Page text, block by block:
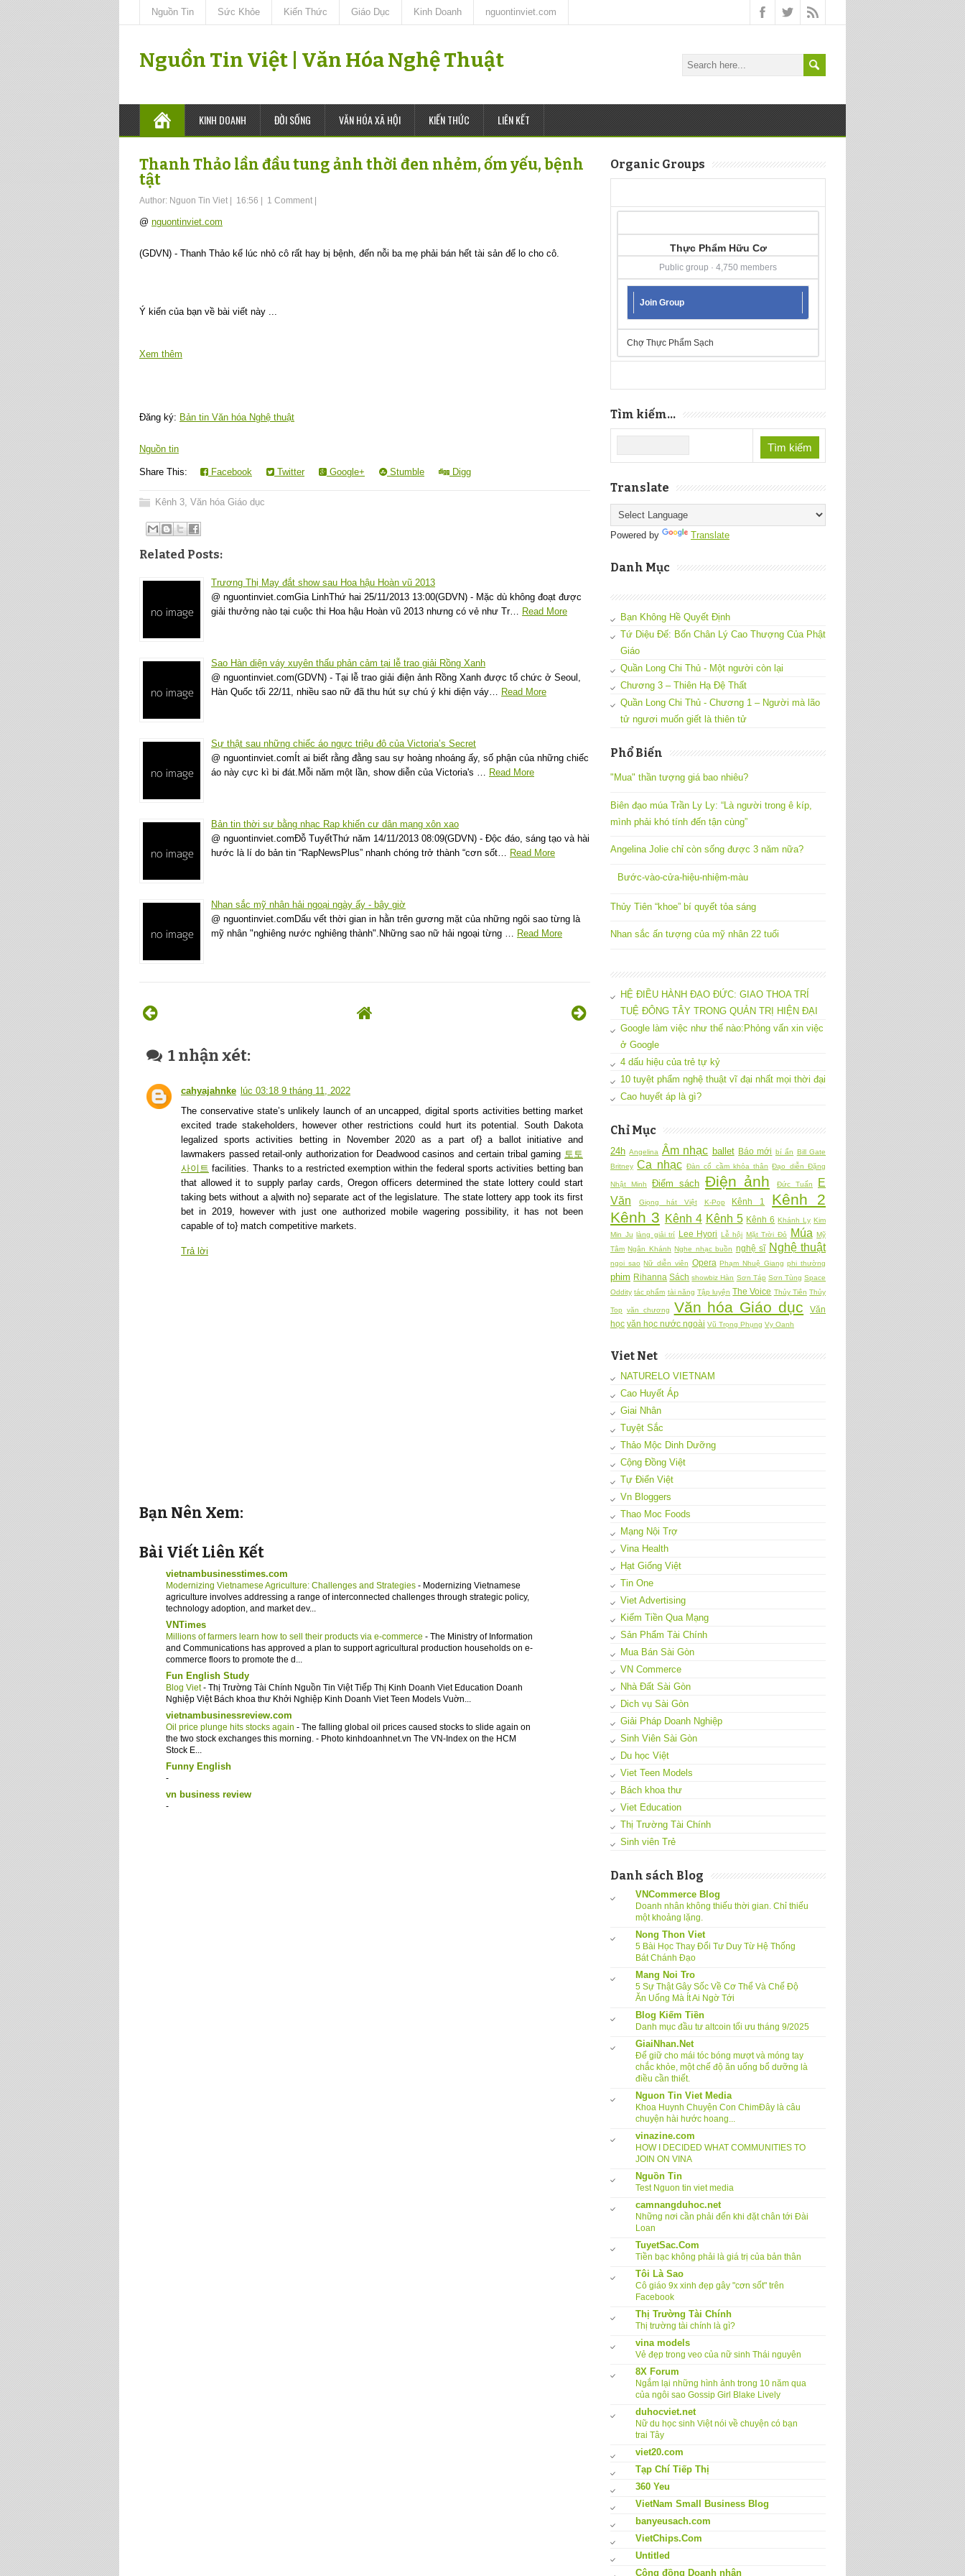
Nguồn Tin Sức Khỏe Kiến Thức Giáo Dục Kinh Doanh nguontinviet.com
Nguồn Tin Việt | Văn Hóa Nghệ Thuật
KINH DOANH ĐỜI SỐNG VĂN HÓA XÃ HỘI KIẾN THỨC LIÊN KẾT
Thanh Thảo lần đầu tung ảnh thời đen nhẻm, ốm yếu, bệnh
tật
Author: Nguon Tin Viet 16:56 1 Comment
@ nguontinviet.com
(GDVN) - Thanh Thảo kể lúc nhỏ cô rất hay bị bệnh, đến nỗi ba mẹ phải bán hết tài sản để lo cho cô.
Ý kiến của bạn về bài viết này ...
Xem thêm
Đăng ký: Bản tin Văn hóa Nghệ thuật
Nguồn tin
Share This: Facebook Twitter Google+ Stumble Digg
Kênh 3, Văn hóa Giáo dục
Related Posts:
Trương Thị May đắt show sau Hoa hậu Hoàn vũ 2013
@ nguontinviet.comGia LinhThứ hai 25/11/2013 13:00(GDVN) - Mặc dù không đoạt được
giải thưởng nào tại cuộc thi Hoa hậu Hoàn vũ 2013 nhưng có vẻ như Tr…
Read More
Sao Hàn diện váy xuyên thấu phản cảm tại lễ trao giải Rồng Xanh
@ nguontinviet.com(GDVN) - Tại lễ trao giải điện ảnh Rồng Xanh được tổ chức ở Seoul,
Hàn Quốc tối 22/11, nhiều sao nữ đã thu hút sự chú ý khi diện váy…
Read More
Sự thật sau những chiếc áo ngực triệu đô của Victoria’s Secret
@ nguontinviet.comÍt ai biết rằng đằng sau sự hoàng nhoáng ấy, số phận của những chiếc
áo này cực kì bi đát.Mỗi năm một lần, show diễn của Victoria's …
Read More
Bản tin thời sự bằng nhạc Rap khiến cư dân mạng xôn xao
@ nguontinviet.comĐỗ TuyếtThứ năm 14/11/2013 08:09(GDVN) - Độc đáo, sáng tạo và hài
hước là lí do bản tin “RapNewsPlus” nhanh chóng trở thành “cơn sốt…
Read More
Nhan sắc mỹ nhân hải ngoại ngày ấy - bây giờ
@ nguontinviet.comDấu vết thời gian in hằn trên gương mặt của những ngôi sao từng là
mỹ nhân "nghiêng nước nghiêng thành".Những sao nữ hải ngoại từng …
Read More
1 nhận xét:
cahyajahnke lúc 03:18 9 tháng 11, 2022
The conservative state’s unlikely launch of an uncapped, digital sports activities betting market
excited trade stakeholders, however other restrictions could hurt its potential. South Dakota
legalized sports activities betting in November 2020 as a part of} a ballot initiative and
lawmakers passed retail-only authorization for Deadwood casinos and certain tribal gaming 토토
사이트 facilities. Thanks to a restricted exemption within the federal sports activities betting ban
that allowed it to supply parlay cards, Oregon officers determined the state lottery could start
taking bets without a a|with no} separate act of the legislature. The state lottery app took its first
bet in 2019, however with just one authorized mobile wagering possibility, it has not been
capable of to} match competitive markets.
Trả lời
Bạn Nên Xem:
Bài Viết Liên Kết
vietnambusinesstimes.com
Modernizing Vietnamese Agriculture: Challenges and Strategies - Modernizing Vietnamese
agriculture involves addressing a range of interconnected challenges through strategic policy,
technology adoption, and market dev...
VNTimes
Millions of farmers learn how to sell their products via e-commerce - The Ministry of Information
and Communications has approved a plan to support agricultural production households on e-
commerce floors to promote the d...
Fun English Study
Blog Viet- Thị Trường Tài Chính Nguồn Tin Việt Tiếp Thị Kinh Doanh Viet Education Doanh
Nghiệp Việt Bách khoa thư Khởi Nghiệp Kinh Doanh Viet Teen Models Vuờn...
vietnambusinessreview.com
Oil price plunge hits stocks again - The falling global oil prices caused stocks to slide again on
the two stock exchanges this morning. - Photo kinhdoanhnet.vn The VN-Index on the HCM
Stock E...
Funny English
-
vn business review
-
Organic Groups
Thực Phẩm Hữu Cơ
Public group · 4,750 members
Join Group
Chợ Thực Phẩm Sạch
Tìm kiếm...
Translate
Powered by Translate
Danh Mục
Bạn Không Hề Quyết Định
Tứ Diệu Đế: Bốn Chân Lý Cao Thượng Của Phật
Giáo
Quần Long Chi Thủ - Một người còn lại
Chương 3 – Thiên Hạ Đệ Thất
Quần Long Chi Thủ - Chương 1 – Người mà lão
tử ngươi muốn giết là thiên tử
Phổ Biến
"Mua" thần tượng giá bao nhiêu?
Biên đạo múa Trần Ly Ly: “Là người trong ê kíp,
mình phải khó tính đến tận cùng”
Angelina Jolie chỉ còn sống được 3 năm nữa?
Bước-vào-cửa-hiệu-nhiệm-màu
Thủy Tiên “khoe” bí quyết tỏa sáng
Nhan sắc ấn tượng của mỹ nhân 22 tuổi
HỆ ĐIỀU HÀNH ĐẠO ĐỨC: GIAO THOA TRÍ
TUỆ ĐÔNG TÂY TRONG QUẢN TRỊ HIỆN ĐẠI
Google làm việc như thế nào:Phỏng vấn xin việc
ở Google
4 dấu hiệu của trẻ tự kỷ
10 tuyệt phẩm nghệ thuật vĩ đại nhất mọi thời đại
Cao huyết áp là gì?
Chỉ Mục
24h Angelina Âm nhạc ballet Báo mới bí ẩn Bill Gate
Britney Ca nhạc Đàn cổ cầm khỏa thân Đạo diễn Đặng
Nhật Minh Điểm sách Điện ảnh Đức Tuấn
E
Văn
Giọng hát Việt K-Pop Kênh 1
Kênh 2
Kênh 3 Kênh 4 Kênh 5 Kênh 6 Khánh Ly Kim
Min Ju làng giải trí Lee Hyori Lễ hội Mặt Trời Đỏ Múa Mỹ
Tâm Ngân Khánh Nghe nhạc buồn nghệ sĩ Nghệ thuật
ngoi sao Nữ diễn viên Opera Phạm Nhuệ Giang phi thường
phim Rihanna Sách showbiz Hàn Sơn Táp Sơn Tùng Space
Oddity tác phẩm tài năng Tập luyện The Voice Thủy Tiên Thủy
Top văn chương Văn hóa Giáo dục
Văn
học văn học nước ngoài Vũ Trọng Phụng Vy Oanh
Viet Net
NATURELO VIETNAM
Cao Huyết Áp
Giai Nhân
Tuyệt Sắc
Thảo Mộc Dinh Dưỡng
Cộng Đồng Việt
Tự Điển Việt
Vn Bloggers
Thao Moc Foods
Mạng Nội Trợ
Vina Health
Hạt Giống Việt
Tin One
Viet Advertising
Kiếm Tiền Qua Mạng
Sản Phẩm Tài Chính
Mua Bán Sài Gòn
VN Commerce
Nhà Đất Sài Gòn
Dich vụ Sài Gòn
Giải Pháp Doanh Nghiệp
Sinh Viên Sài Gòn
Du học Việt
Viet Teen Models
Bách khoa thư
Viet Education
Thị Trường Tài Chính
Sinh viên Trẻ
Danh sách Blog
VNCommerce Blog
Doanh nhân không thiếu thời gian. Chỉ thiếu
một khoảng lặng.
Nong Thon Viet
5 Bài Học Thay Đổi Tư Duy Từ Hệ Thống
Bát Chánh Đạo
Mang Noi Tro
5 Sự Thật Gây Sốc Về Cơ Thể Và Chế Độ
Ăn Uống Mà Ít Ai Ngờ Tới
Blog Kiếm Tiền
Danh mục đầu tư altcoin tối ưu tháng 9/2025
GiaiNhan.Net
Để giữ cho mái tóc bóng mượt và móng tay
chắc khỏe, một chế độ ăn uống bổ dưỡng là
điều cần thiết.
Nguon Tin Viet Media
Khoa Huynh Chuyện Con ChimĐây là câu
chuyện hài hước hoang...
vinazine.com
HOW I DECIDED WHAT COMMUNITIES TO
JOIN ON VINA
Nguồn Tin
Test Nguon tin viet media
camnangduhoc.net
Những nơi cần phải đến khi đặt chân tới Đài
Loan
TuyetSac.Com
Tiền bạc không phải là giá trị của bản thân
Tôi Là Sao
Cô giáo 9x xinh đẹp gây "cơn sốt" trên
Facebook
Thị Trường Tài Chính
Thị trường tài chính là gì?
vina models
Vẻ đẹp trong veo của nữ sinh Thái nguyên
8X Forum
Ngắm lại những hình ảnh trong 10 năm qua
của ngôi sao Gossip Girl Blake Lively
duhocviet.net
Nữ du học sinh Việt nói về chuyện có bạn
trai Tây
viet20.com
Tạp Chí Tiếp Thị
360 Yeu
VietNam Small Business Blog
banyeusach.com
VietChips.Com
Untitled
Cộng đồng Doanh nhân